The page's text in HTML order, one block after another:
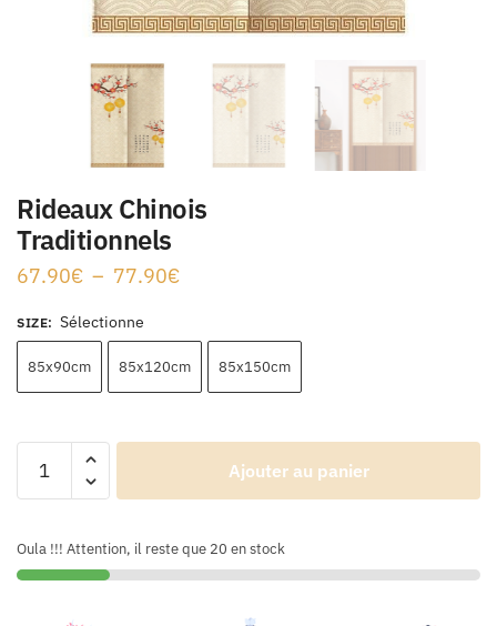
Rideaux Chinois
Traditionnels
67.90€ – 77.90€
SIZE: Sélectionne
85x90cm 85x120cm 85x150cm
Ajouter au panier
Oula !!! Attention, il reste que 20 en stock